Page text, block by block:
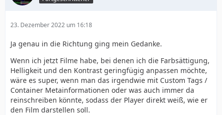
23. Dezember 2022 um 16:18
Ja genau in die Richtung ging mein Gedanke.
Wenn ich jetzt Filme habe, bei denen ich die Farbsättigung,
Helligkeit und den Kontrast geringfügig anpassen möchte,
wäre es super, wenn man das irgendwie mit Custom Tags /
Container Metainformationen oder was auch immer da
reinschreiben könnte, sodass der Player direkt weiß, wie er
den Film darstellen soll.